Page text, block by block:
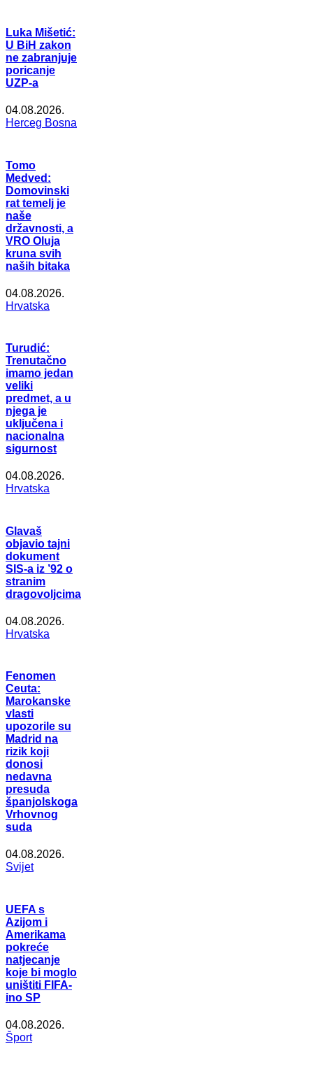
Luka Mišetić:
U BiH zakon
ne zabranjuje
poricanje
UZP-a
04.08.2026.
Herceg Bosna
Tomo
Medved:
Domovinski
rat temelj je
naše
državnosti, a
VRO Oluja
kruna svih
naših bitaka
04.08.2026.
Hrvatska
Turudić:
Trenutačno
imamo jedan
veliki
predmet, a u
njega je
uključena i
nacionalna
sigurnost
04.08.2026.
Hrvatska
Glavaš
objavio tajni
dokument
SIS-a iz ’92 o
stranim
dragovoljcima
04.08.2026.
Hrvatska
Fenomen
Ceuta:
Marokanske
vlasti
upozorile su
Madrid na
rizik koji
donosi
nedavna
presuda
španjolskoga
Vrhovnog
suda
04.08.2026.
Svijet
UEFA s
Azijom i
Amerikama
pokreće
natjecanje
koje bi moglo
uništiti FIFA-
ino SP
04.08.2026.
Šport